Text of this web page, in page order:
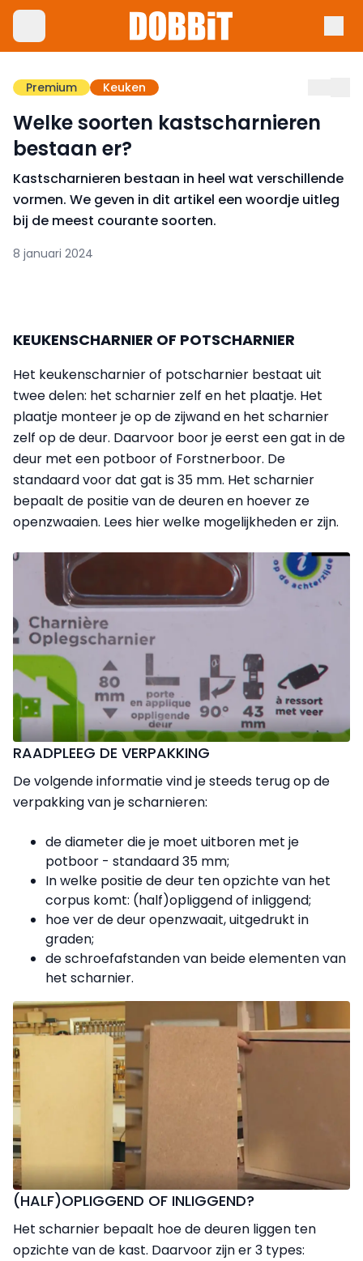
Premium Keuken
Welke soorten kastscharnieren
bestaan er?
Kastscharnieren bestaan in heel wat verschillende
vormen. We geven in dit artikel een woordje uitleg
bij de meest courante soorten.
8 januari 2024
KEUKENSCHARNIER OF POTSCHARNIER
Het keukenscharnier of potscharnier bestaat uit
twee delen: het scharnier zelf en het plaatje. Het
plaatje monteer je op de zijwand en het scharnier
zelf op de deur. Daarvoor boor je eerst een gat in de
deur met een potboor of Forstnerboor. De
standaard voor dat gat is 35 mm. Het scharnier
bepaalt de positie van de deuren en hoever ze
openzwaaien. Lees hier welke mogelijkheden er zijn.
RAADPLEEG DE VERPAKKING
De volgende informatie vind je steeds terug op de
verpakking van je scharnieren:
de diameter die je moet uitboren met je
potboor - standaard 35 mm;
In welke positie de deur ten opzichte van het
corpus komt: (half)opliggend of inliggend;
hoe ver de deur openzwaait, uitgedrukt in
graden;
de schroefafstanden van beide elementen van
het scharnier.
(HALF)OPLIGGEND OF INLIGGEND?
Het scharnier bepaalt hoe de deuren liggen ten
opzichte van de kast. Daarvoor zijn er 3 types: